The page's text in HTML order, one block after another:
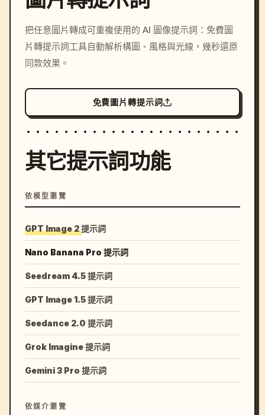
c, cyberpunk sunset, neon
colors, 8k --v 6.0
把任意圖片轉成可重複使用的 AI 圖像提示詞：免費圖
片轉提示詞工具自動解析構圖、風格與光線，幾秒還原
同款效果。
免費圖片轉提示詞
其它提示詞功能
依模型瀏覽
GPT Image 2 提示詞
Nano Banana Pro 提示詞
Seedream 4.5 提示詞
GPT Image 1.5 提示詞
Seedance 2.0 提示詞
Grok Imagine 提示詞
Gemini 3 Pro 提示詞
依媒介瀏覽